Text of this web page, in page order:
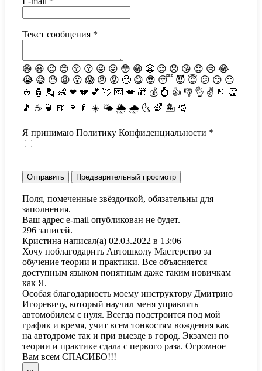
Текст сообщения *
😄 😃 😉 😊 😚 😗 😜 😛 😳 😁 😬 😌 😞 😘 😍 😢 😂
😭 😅 😓 😩 😮 😱 😠 😡 😤 😋 😎 😴 😈 😇 😕 😏 😑
👲 👮 💂 👶 ❤ 💔 💕 💘 💌 💋 🎁 💰 💍 👍 👎 👌 ✌️ 🤘 👏
🎵 ☕️ 🍵 🍺 🍷 🍼 ☀️ 🌤 🌦 🌧 🌜 🌈 🏝 🎅
Я принимаю Политику Конфиденциальности *
Поля, помеченные звёздочкой, обязательны для
заполнения.
Ваш адрес e-mail опубликован не будет.
296 записей.
Кристина написал(а) 02.03.2022 в 13:06
Хочу поблагодарить Автошколу Мастерство за
обучение теории и практики. Все объясняется
доступным языком понятным даже таким новичкам
как Я.
Особая благодарность моему инструктору Дмитрию
Игоревичу, который научил меня управлять
автомобилем с нуля. Всегда подстроится под мой
график и время, учит всем тонкостям вождения как
на автодроме так и при выезде в город. Экзамен по
теории и практике сдала с первого раза. Огромное
Вам всем СПАСИБО!!!